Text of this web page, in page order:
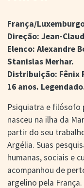
> SALAS
PORTAL DO
CINEMA
>
> BUSCA
> LISTA DE
>
>
>
CONTATO E
LOCALIZAÇÃO
França/
Direção: Jean-
Elenco: Alexandre
Stanislas Merhar.
Distribuição: Fênix
16 anos.
Psiquiatra e filósofo
nasceu na ilha da
partir do seu
Argélia. Suas
humanas, sociais e
acompanhou de
argelino pela